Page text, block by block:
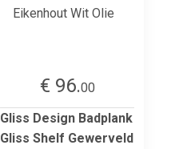
€ 96.00
Gliss Design Badplank
Gliss Shelf Gewerveld